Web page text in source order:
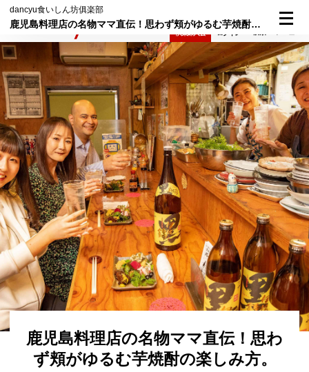
dancyu食いしん坊俱楽部
鹿児島料理店の名物ママ直伝！思わず頬がゆるむ芋焼酎の楽しみ方。
鹿児島料理店の名物ママ直伝！思わ
ず頬がゆるむ芋焼酎の楽しみ方。